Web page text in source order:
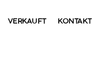
VERKAUFT KONTAKT